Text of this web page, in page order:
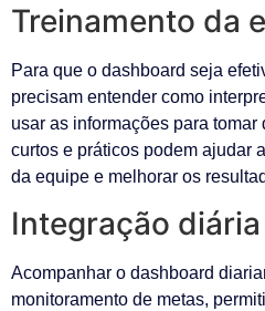
Treinamento da
Para que o dashboard seja
precisam entender como
usar as informações para
curtos e práticos podem ajudar
da equipe e melhorar os
Integração diária
Acompanhar o dashboard
monitoramento de metas,